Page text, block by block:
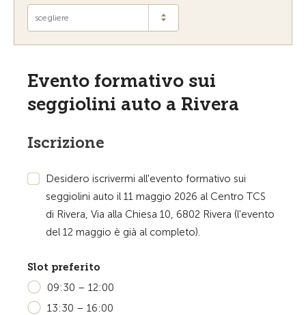
scegliere
Evento formativo sui
seggiolini auto a Rivera
Iscrizione
Desidero iscrivermi all'evento formativo sui
seggiolini auto il 11 maggio 2026 al Centro TCS
di Rivera, Via alla Chiesa 10, 6802 Rivera (l'evento
del 12 maggio è già al completo).
Slot preferito
09:30 – 12:00
13:30 – 16:00